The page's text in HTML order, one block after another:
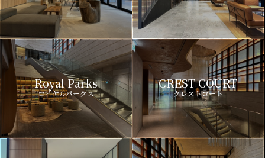
Royal Parks
ロイヤルパークス
CREST COURT
クレストコート